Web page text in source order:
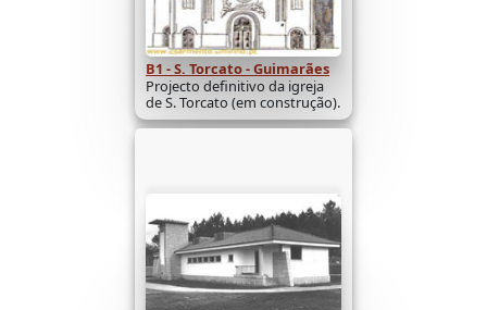
B1 - S. Torcato - Guimarães
Projecto definitivo da igreja
de S. Torcato (em construção).